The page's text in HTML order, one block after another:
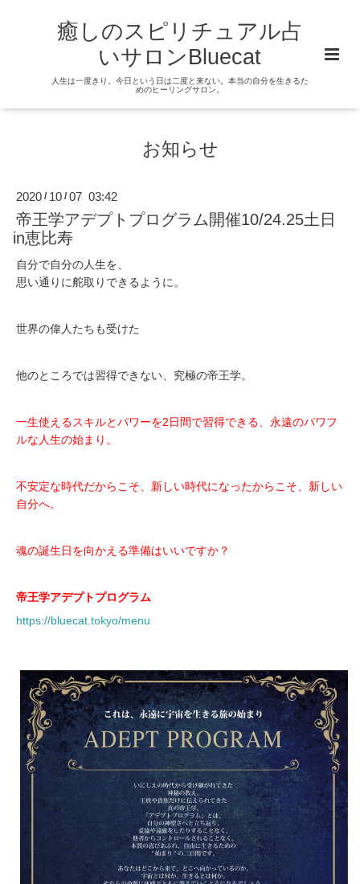
癒しのスピリチュアル占
いサロンBluecat
人生は一度きり。今日という日は二度と来ない。本当の自分を生きるた
めのヒーリングサロン。
お知らせ
2020 / 10 /07 03:42
帝王学アデプトプログラム開催10/24.25土日
in恵比寿
自分で自分の人生を、
思い通りに舵取りできるように。
世界の偉人たちも受けた
他のところでは習得できない、究極の帝王学。
一生使えるスキルとパワーを2日間で習得できる、永遠のパワフ
ルな人生の始まり。
不安定な時代だからこそ、新しい時代になったからこそ、新しい
自分へ。
魂の誕生日を向かえる準備はいいですか？
帝王学アデプトプログラム
https://bluecat.tokyo/menu